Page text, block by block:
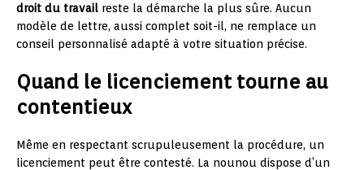
droit du travail reste la démarche la plus sûre. Aucun
modèle de lettre, aussi complet soit-il, ne remplace un
conseil personnalisé adapté à votre situation précise.
Quand le licenciement tourne au
contentieux
Même en respectant scrupuleusement la procédure, un
licenciement peut être contesté. La nounou dispose d’un